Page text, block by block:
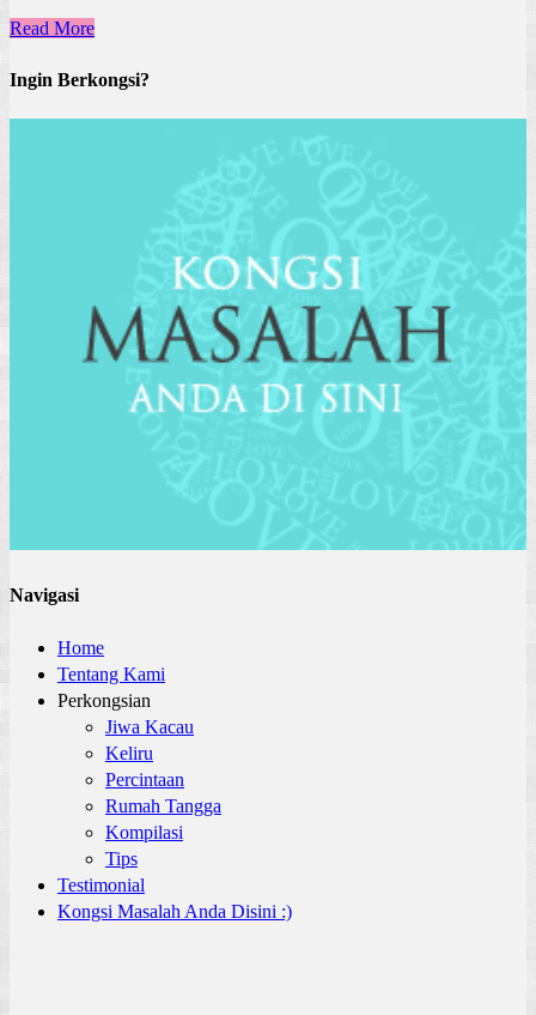
Read More
Ingin Berkongsi?
Navigasi
Home
Tentang Kami
Perkongsian
Jiwa Kacau
Keliru
Percintaan
Rumah Tangga
Kompilasi
Tips
Testimonial
Kongsi Masalah Anda Disini :)